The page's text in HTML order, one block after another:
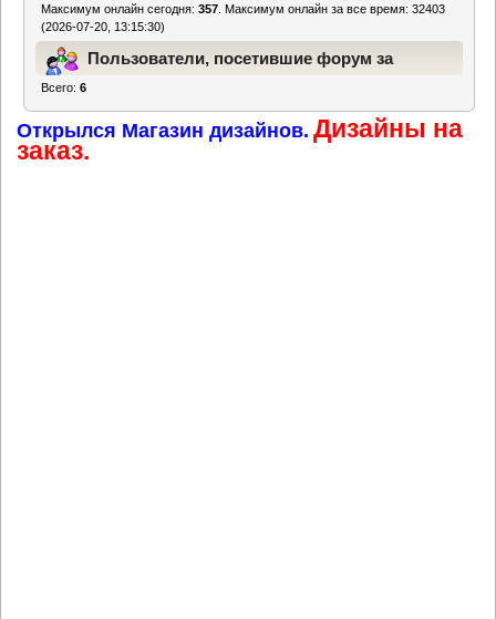
Максимум онлайн сегодня:357 . Максимум онлайн за все время: 32403
(2026-07-20, 13:15:30)
Пользователи, посетившие форум за
Всего:6
Открылся Магазин дизайнов. Дизайны на
заказ.